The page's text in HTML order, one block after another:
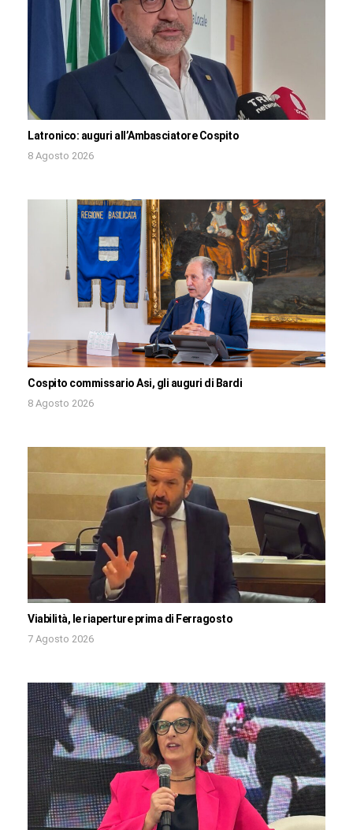
Latronico: auguri all’Ambasciatore Cospito
8 Agosto 2026
Cospito commissario Asi, gli auguri di Bardi
8 Agosto 2026
Viabilità, le riaperture prima di Ferragosto
7 Agosto 2026